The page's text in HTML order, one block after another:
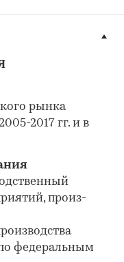
рынка
2017 гг. и в
произ-
федеральным